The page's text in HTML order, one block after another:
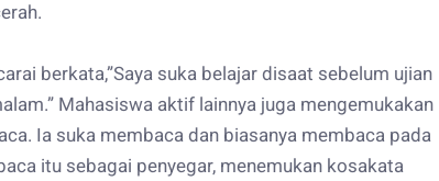
berkata,”Saya suka belajar disaat sebelum ujian
Mahasiswa aktif lainnya juga mengemukakan
Ia suka membaca dan biasanya membaca pada
itu sebagai penyegar, menemukan kosakata